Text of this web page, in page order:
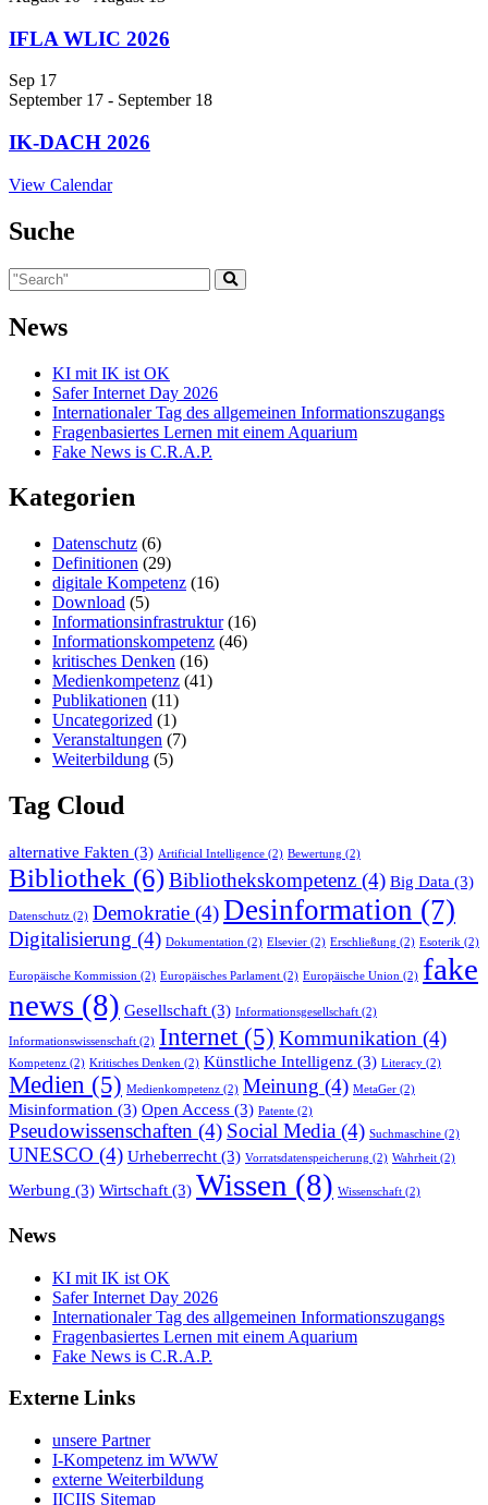
IFLA WLIC 2026
Sep 17
September 17 - September 18
IK-DACH 2026
View Calendar
Suche
News
KI mit IK ist OK
Safer Internet Day 2026
Internationaler Tag des allgemeinen Informationszugangs
Fragenbasiertes Lernen mit einem Aquarium
Fake News is C.R.A.P.
Kategorien
Datenschutz (6)
Definitionen (29)
digitale Kompetenz (16)
Download (5)
Informationsinfrastruktur(16)
Informationskompetenz (46)
kritisches Denken (16)
Medienkompetenz (41)
Publikationen (11)
Uncategorized (1)
Veranstaltungen (7)
Weiterbildung (5)
Tag Cloud
alternative Fakten (3) Artificial Intelligence (2) Bewertung (2)
Bibliothek (6)Bibliothekskompetenz (4) Big Data (3)
Datenschutz (2) Demokratie (4)Desinformation (7)
Digitalisierung (4) Dokumentation (2) Elsevier (2) Erschließung (2) Esoterik (2)
Europäische Kommission (2) Europäisches Parlament (2) Europäische Union (2) fake
news (8) Gesellschaft (3) Informationsgesellschaft (2)
Informationswissenschaft (2) Internet(5) Kommunikation (4)
Kompetenz (2) Kritisches Denken (2) Künstliche Intelligenz (3) Literacy (2)
Medien (5) Medienkompetenz (2) Meinung (4) MetaGer (2)
Misinformation (3) Open Access (3) Patente (2)
Pseudowissenschaften (4) Social Media (4) Suchmaschine (2)
UNESCO (4) Urheberrecht (3) Vorratsdatenspeicherung (2) Wahrheit (2)
Werbung (3) Wirtschaft (3) Wissen (8) Wissenschaft (2)
News
KI mit IK ist OK
Safer Internet Day 2026
Internationaler Tag des allgemeinen Informationszugangs
Fragenbasiertes Lernen mit einem Aquarium
Fake News is C.R.A.P.
Externe Links
unsere Partner
I-Kompetenz im WWW
externe Weiterbildung
IICIIS Sitemap